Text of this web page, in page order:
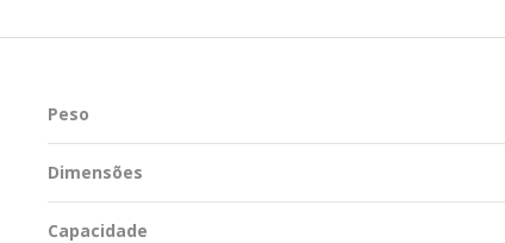
Peso
Dimensões
Capacidade